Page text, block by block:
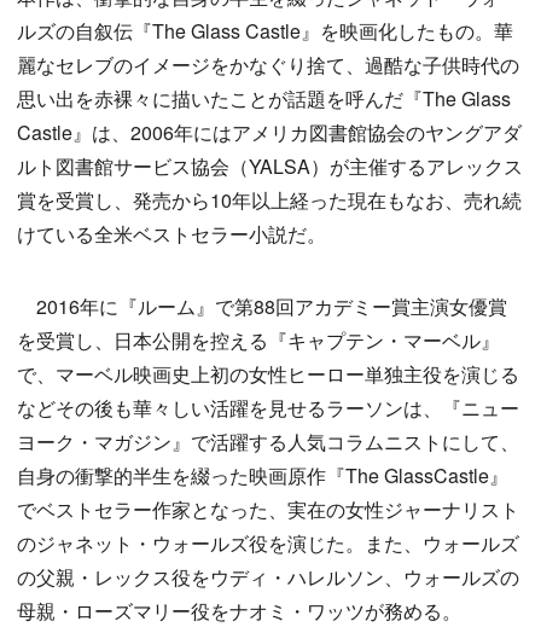
ルズの自叙伝『The Glass Castle』を映画化したもの。華
麗なセレブのイメージをかなぐり捨て、過酷な子供時代の
思い出を赤裸々に描いたことが話題を呼んだ『The Glass
Castle』は、2006年にはアメリカ図書館協会のヤングアダ
ルト図書館サービス協会（YALSA）が主催するアレックス
賞を受賞し、発売から10年以上経った現在もなお、売れ続
けている全米ベストセラー小説だ。
2016年に『ルーム』で第88回アカデミー賞主演女優賞
を受賞し、日本公開を控える『キャプテン・マーベル』
で、マーベル映画史上初の女性ヒーロー単独主役を演じる
などその後も華々しい活躍を見せるラーソンは、『ニュー
ヨーク・マガジン』で活躍する人気コラムニストにして、
自身の衝撃的半生を綴った映画原作『The GlassCastle』
でベストセラー作家となった、実在の女性ジャーナリスト
のジャネット・ウォールズ役を演じた。また、ウォールズ
の父親・レックス役をウディ・ハレルソン、ウォールズの
母親・ローズマリー役をナオミ・ワッツが務める。